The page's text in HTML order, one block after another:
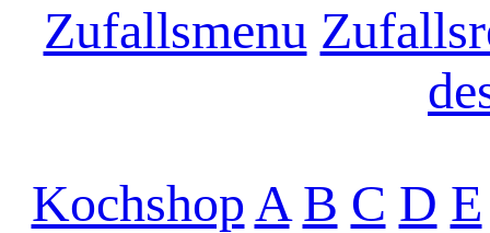
Zufallsmenu
KochshopA B C D E